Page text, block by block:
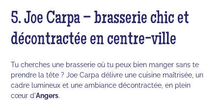
5. Joe Carpa – brasserie chic et
décontractée en centre-ville
Tu cherches une brasserie où tu peux bien manger sans te
prendre la tête ? Joe Carpa délivre une cuisine maîtrisée, un
cadre lumineux et une ambiance décontractée, en plein
cœur d'Angers.